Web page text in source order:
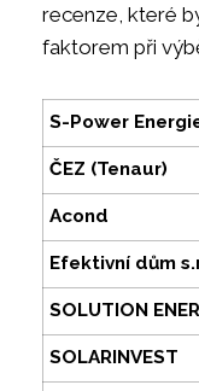
recenze, které
faktorem při
S-Power
ČEZ (Tenaur)
Acond
Efektivní dům
SOLUTION
SOLARINVEST